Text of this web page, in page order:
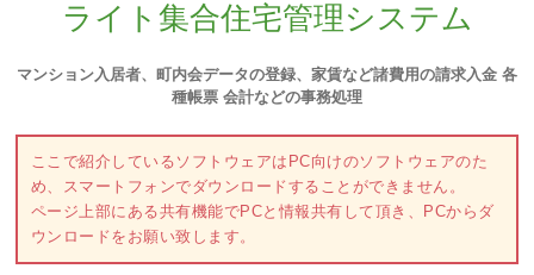
ライト集合住宅管理システム
マンション入居者、町内会データの登録、家賃など諸費用の請求入金 各
種帳票 会計などの事務処理
ここで紹介しているソフトウェアはPC向けのソフトウェアのた
め、スマートフォンでダウンロードすることができません。
ページ上部にある共有機能でPCと情報共有して頂き、PCからダ
ウンロードをお願い致します。